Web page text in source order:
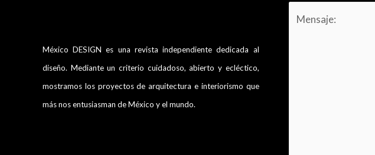
México DESIGN es una revista independiente dedicada al
diseño. Mediante un criterio cuidadoso, abierto y ecléctico,
mostramos los proyectos de arquitectura e interiorismo que
más nos entusiasman de México y el mundo.